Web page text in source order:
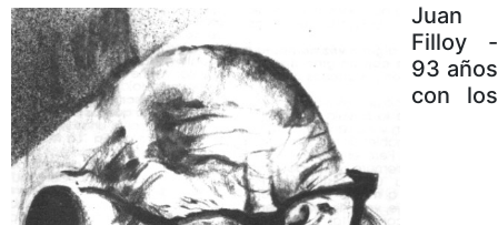
Juan
Filloy -
93 años
con los